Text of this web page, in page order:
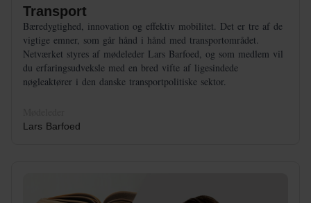
Transport
Bæredygtighed, innovation og effektiv mobilitet. Det er tre af de
vigtige emner, som går hånd i hånd med transportområdet.
Netværket styres af mødeleder Lars Barfoed, og som medlem vil
du erfaringsudveksle med en bred vifte af ligesindede
nøgleaktører i den danske transportpolitiske sektor.
Lars Barfoed